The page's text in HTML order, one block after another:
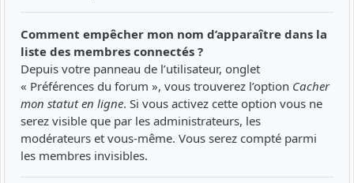
Comment empêcher mon nom d’apparaître dans la
liste des membres connectés ?
Depuis votre panneau de l’utilisateur, onglet
« Préférences du forum », vous trouverez l’option Cacher
mon statut en ligne. Si vous activez cette option vous ne
serez visible que par les administrateurs, les
modérateurs et vous-même. Vous serez compté parmi
les membres invisibles.